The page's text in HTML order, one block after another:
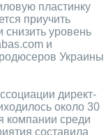
пластинку
приучить
снизить уровень
и
Украины
директ-
около 30
компании среди
составила